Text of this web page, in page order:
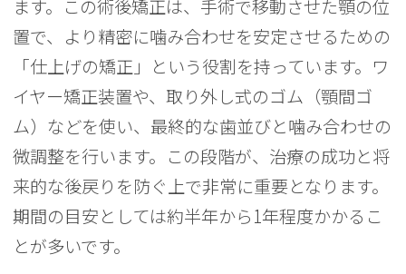
ます。この術後矯正は、手術で移動させた顎の位
置で、より精密に噛み合わせを安定させるための
「仕上げの矯正」という役割を持っています。ワ
イヤー矯正装置や、取り外し式のゴム（顎間ゴ
ム）などを使い、最終的な歯並びと噛み合わせの
微調整を行います。この段階が、治療の成功と将
来的な後戻りを防ぐ上で非常に重要となります。
期間の目安としては約半年から1年程度かかるこ
とが多いです。